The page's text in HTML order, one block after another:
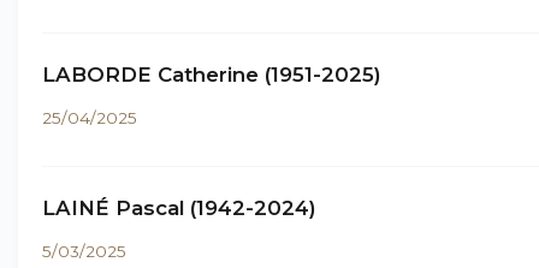
LABORDE Catherine (1951-2025)
25/04/2025
LAINÉ Pascal (1942-2024)
5/03/2025